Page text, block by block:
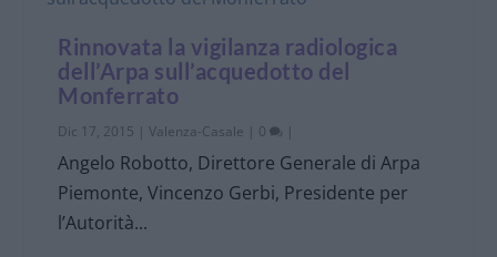
Rinnovata la vigilanza radiologica
dell’Arpa sull’acquedotto del
Monferrato
Dic 17, 2015 |Valenza-Casale 0
Angelo Robotto, Direttore Generale di Arpa
Piemonte, Vincenzo Gerbi, Presidente per
l’Autorità...